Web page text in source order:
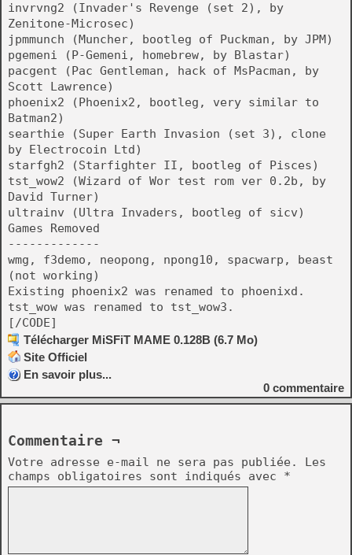
invrvng2 (Invader's Revenge (set 2), by
Zenitone-Microsec)
jpmmunch (Muncher, bootleg of Puckman, by JPM)
pgemeni (P-Gemeni, homebrew, by Blastar)
pacgent (Pac Gentleman, hack of MsPacman, by
Scott Lawrence)
phoenix2 (Phoenix2, bootleg, very similar to
Batman2)
searthie (Super Earth Invasion (set 3), clone
by Electrocoin Ltd)
starfgh2 (Starfighter II, bootleg of Pisces)
tst_wow2 (Wizard of Wor test rom ver 0.2b, by
David Turner)
ultrainv (Ultra Invaders, bootleg of sicv)
Games Removed
-------------
wmg, f3demo, neopong, npong10, spacwarp, beast
(not working)
Existing phoenix2 was renamed to phoenixd.
tst_wow was renamed to tst_wow3.
[/CODE]
Télécharger MiSFiT MAME 0.128B (6.7 Mo)
Site Officiel
En savoir plus...
0 commentaire
Commentaire ¬
Votre adresse e-mail ne sera pas publiée.
Les
champs obligatoires sont indiqués avec *